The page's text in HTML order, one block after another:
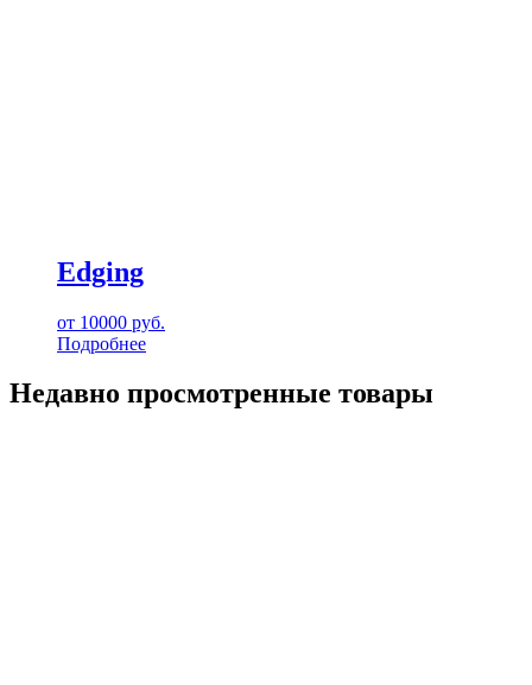
Edging
от 10000 руб.
Подробнее
Недавно просмотренные товары